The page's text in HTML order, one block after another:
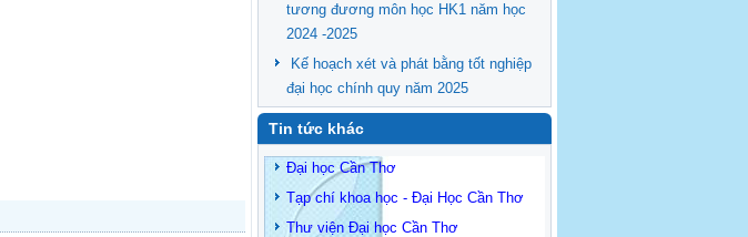
tương đương môn học HK1 năm học
2024 -2025
Kế hoạch xét và phát bằng tốt nghiệp
đại học chính quy năm 2025
Tin tức khác
Đại học Cần Thơ
Tạp chí khoa học - Đại Học Cần Thơ
Thư viện Đại học Cần Thơ